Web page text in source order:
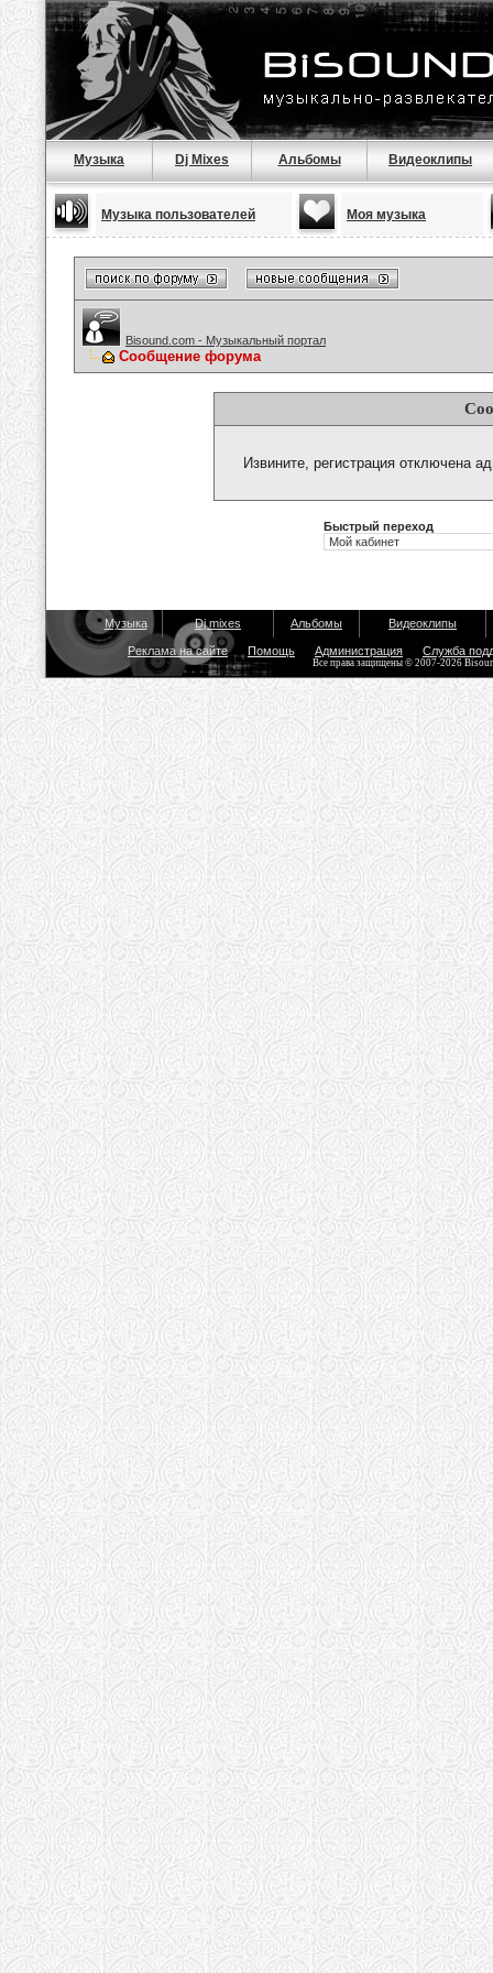
Музыка Dj Mixes Альбомы Видеоклипы
Музыка пользователей Моя музыка
Bisound.com - Музыкальный портал
Сообщение форума
Извините, регистрация отключена
Быстрый переход
Музыка Dj mixes Альбомы Видеоклипы
Реклама на сайте Помощь Администрация Служба
Все права защищены © 2007-2026